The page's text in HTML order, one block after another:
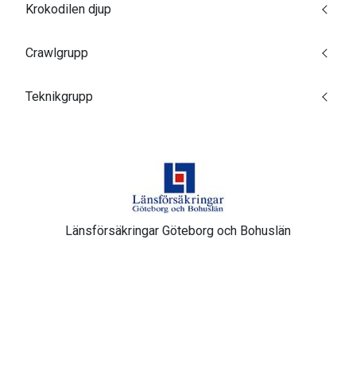
Krokodilen djup
Crawlgrupp
Teknikgrupp
Länsförsäkringar Göteborg och Bohuslän